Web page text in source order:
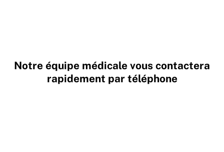
Notre équipe médicale vous contactera
rapidement par téléphone